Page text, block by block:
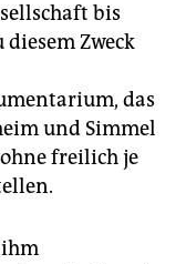
bis
Zweck
das
und Simmel
freilich je
ihm